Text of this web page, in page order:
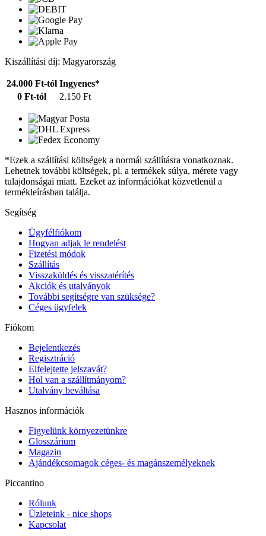
Kiszállítási díj: Magyarország
24.000 Ft-tól Ingyenes*
0 Ft-tól
2.150 Ft
*Ezek a szállítási költségek a normál szállításra vonatkoznak.
Lehetnek további költségek, pl. a termékek súlya, mérete vagy
tulajdonságai miatt. Ezeket az információkat közvetlenül a
termékleírásban találja.
Segítség
Ügyfélfiókom
Hogyan adjak le rendelést
Fizetési módok
Szállítás
Visszaküldés és visszatérítés
Akciók és utalványok
További segítségre van szüksége?
Céges ügyfelek
Fiókom
Bejelentkezés
Regisztráció
Elfelejtette jelszavát?
Hol van a szállítmányom?
Utalvány beváltása
Hasznos információk
Figyelünk környezetünkre
Glosszárium
Magazin
Ajándékcsomagok céges- és magánszemélyeknek
Piccantino
Rólunk
Üzleteink - nice shops
Kapcsolat